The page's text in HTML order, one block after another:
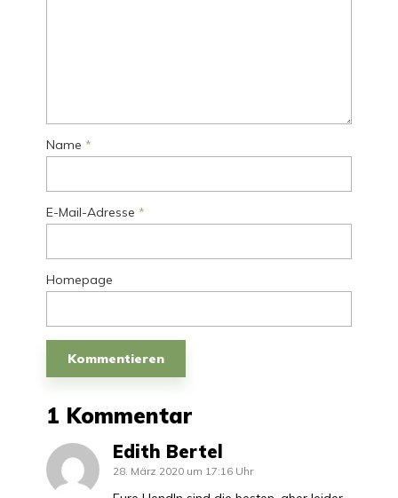
Name *
E-Mail-Adresse *
Homepage
1 Kommentar
Edith Bertel
28. März 2020 um 17:16 Uhr